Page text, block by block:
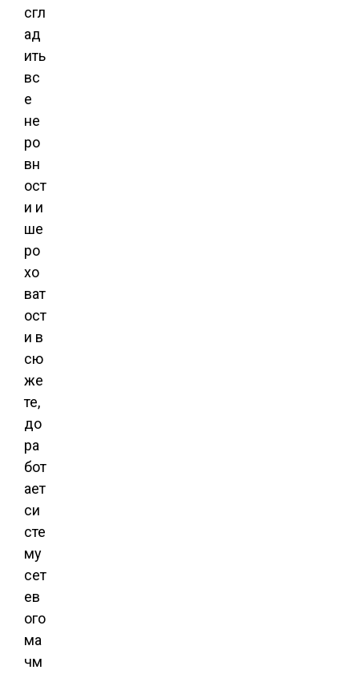
сгл
ад
ить
вс
е
не
ро
вн
ост
и и
ше
ро
хо
ват
ост
и в
сю
же
те,
до
ра
бот
ает
си
сте
му
сет
ев
ого
ма
чм